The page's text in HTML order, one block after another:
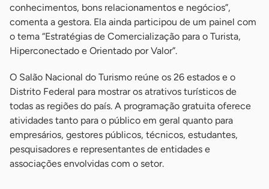
conhecimentos, bons relacionamentos e negócios”,
comenta a gestora. Ela ainda participou de um painel com
o tema “Estratégias de Comercialização para o Turista,
Hiperconectado e Orientado por Valor”.
O Salão Nacional do Turismo reúne os 26 estados e o
Distrito Federal para mostrar os atrativos turísticos de
todas as regiões do país. A programação gratuita oferece
atividades tanto para o público em geral quanto para
empresários, gestores públicos, técnicos, estudantes,
pesquisadores e representantes de entidades e
associações envolvidas com o setor.